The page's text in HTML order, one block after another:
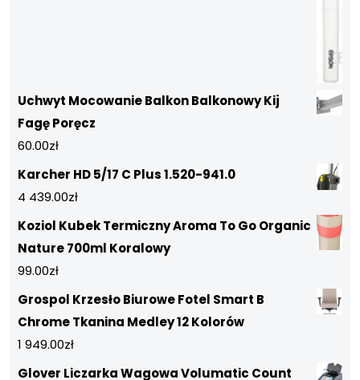
Uchwyt Mocowanie Balkon Balkonowy Kij
Fagę Poręcz
60.00zł
Karcher HD 5/17 C Plus 1.520-941.0
4 439.00zł
Koziol Kubek Termiczny Aroma To Go Organic
Nature 700ml Koralowy
99.00zł
Grospol Krzesło Biurowe Fotel Smart B
Chrome Tkanina Medley 12 Kolorów
1 949.00zł
Glover Liczarka Wagowa Volumatic Count